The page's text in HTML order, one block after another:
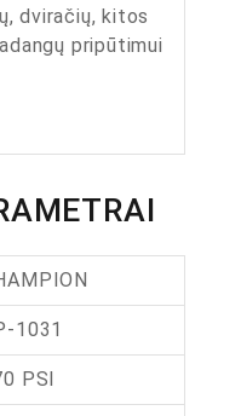
dviračių, kitos
pripūtimui
1031
PSI